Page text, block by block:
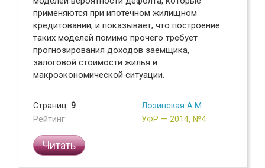
применяются при ипотечном жилищном
кредитовании, и показывает, что построение
таких моделей помимо прочего требует
прогнозирования доходов заемщика,
залоговой стоимости жилья и
макроэкономической ситуации.
Страниц: 9
Рейтинг:
Лозинская А.М.
УФР — 2014, №4
Читать